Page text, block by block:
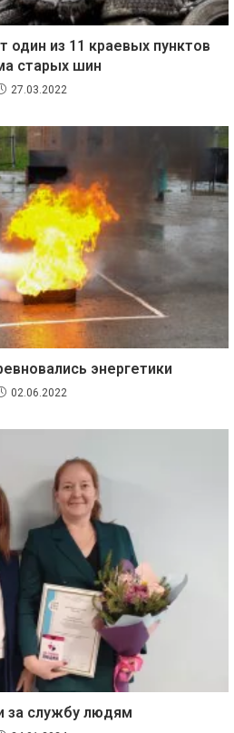
один из 11 краевых пунктов
старых шин
27.03.2022
энергетики
02.06.2022
за службу людям